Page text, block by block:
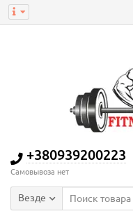
+380939200223
Самовывоза нет
Везде